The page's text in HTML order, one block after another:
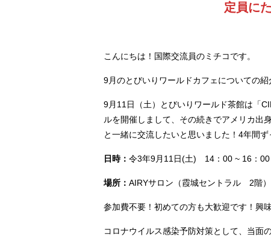
定員に
こんにちは！国際交流員のミチコです。
9月のとびいりワールドカフェについての紹
9月11日（土）とびいりワールド茶館は「
ルを開催しまして、その続きでアメリカ出
と一緒に交流したいと思いました！4年間
日時： 令3年9月11日(土) 14：00 ~ 16：00
場所： AIRYサロン（霞城セントラル 2階）
参加費不要！初めての方も大歓迎です！興
コロナウイルス感染予防対策として、当面